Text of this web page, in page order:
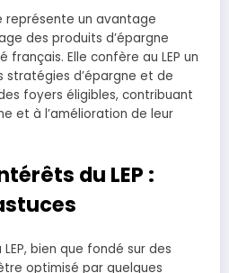
un avantage
des produits d’épargne
français. Elle confère au LEP un
stratégies d’épargne et de
foyers éligibles, contribuant
et à l’amélioration de leur
du LEP :
bien que fondé sur des
optimisé par quelques